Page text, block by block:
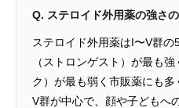
Q. ステロイド外用薬の強さ
ステロイド外用薬はI〜V群
（ストロンゲスト）が最も
ク）が最も弱く市販薬にも
V群が中心で、顔や子どもへ